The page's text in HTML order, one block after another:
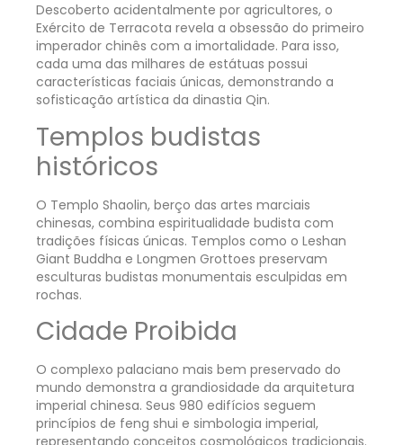
Descoberto acidentalmente por agricultores, o
Exército de Terracota revela a obsessão do primeiro
imperador chinês com a imortalidade. Para isso,
cada uma das milhares de estátuas possui
características faciais únicas, demonstrando a
sofisticação artística da dinastia Qin.
Templos budistas
históricos
O Templo Shaolin, berço das artes marciais
chinesas, combina espiritualidade budista com
tradições físicas únicas. Templos como o Leshan
Giant Buddha e Longmen Grottoes preservam
esculturas budistas monumentais esculpidas em
rochas.
Cidade Proibida
O complexo palaciano mais bem preservado do
mundo demonstra a grandiosidade da arquitetura
imperial chinesa. Seus 980 edifícios seguem
princípios de feng shui e simbologia imperial,